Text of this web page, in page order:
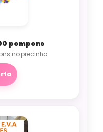
pompons
no precinho